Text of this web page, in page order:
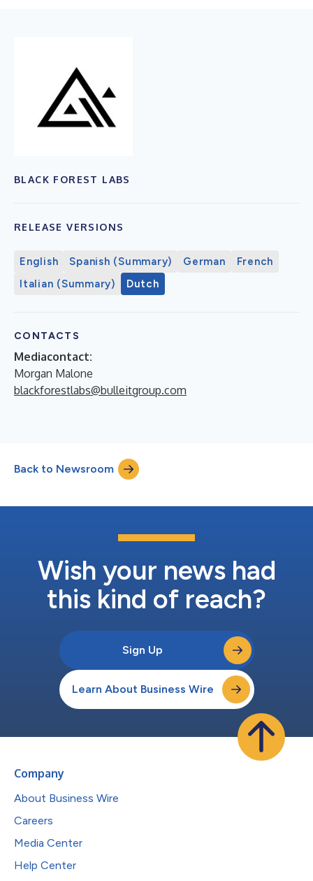
BLACK FOREST LABS
RELEASE VERSIONS
English Spanish (Summary) German
French
Italian (Summary)
Dutch
CONTACTS
Mediacontact:
Morgan Malone
blackforestlabs@bulleitgroup.com
Back to Newsroom
Wish your news had
this kind of reach?
Sign Up
Learn About Business Wire
Company
About Business Wire
Careers
Media Center
Help Center